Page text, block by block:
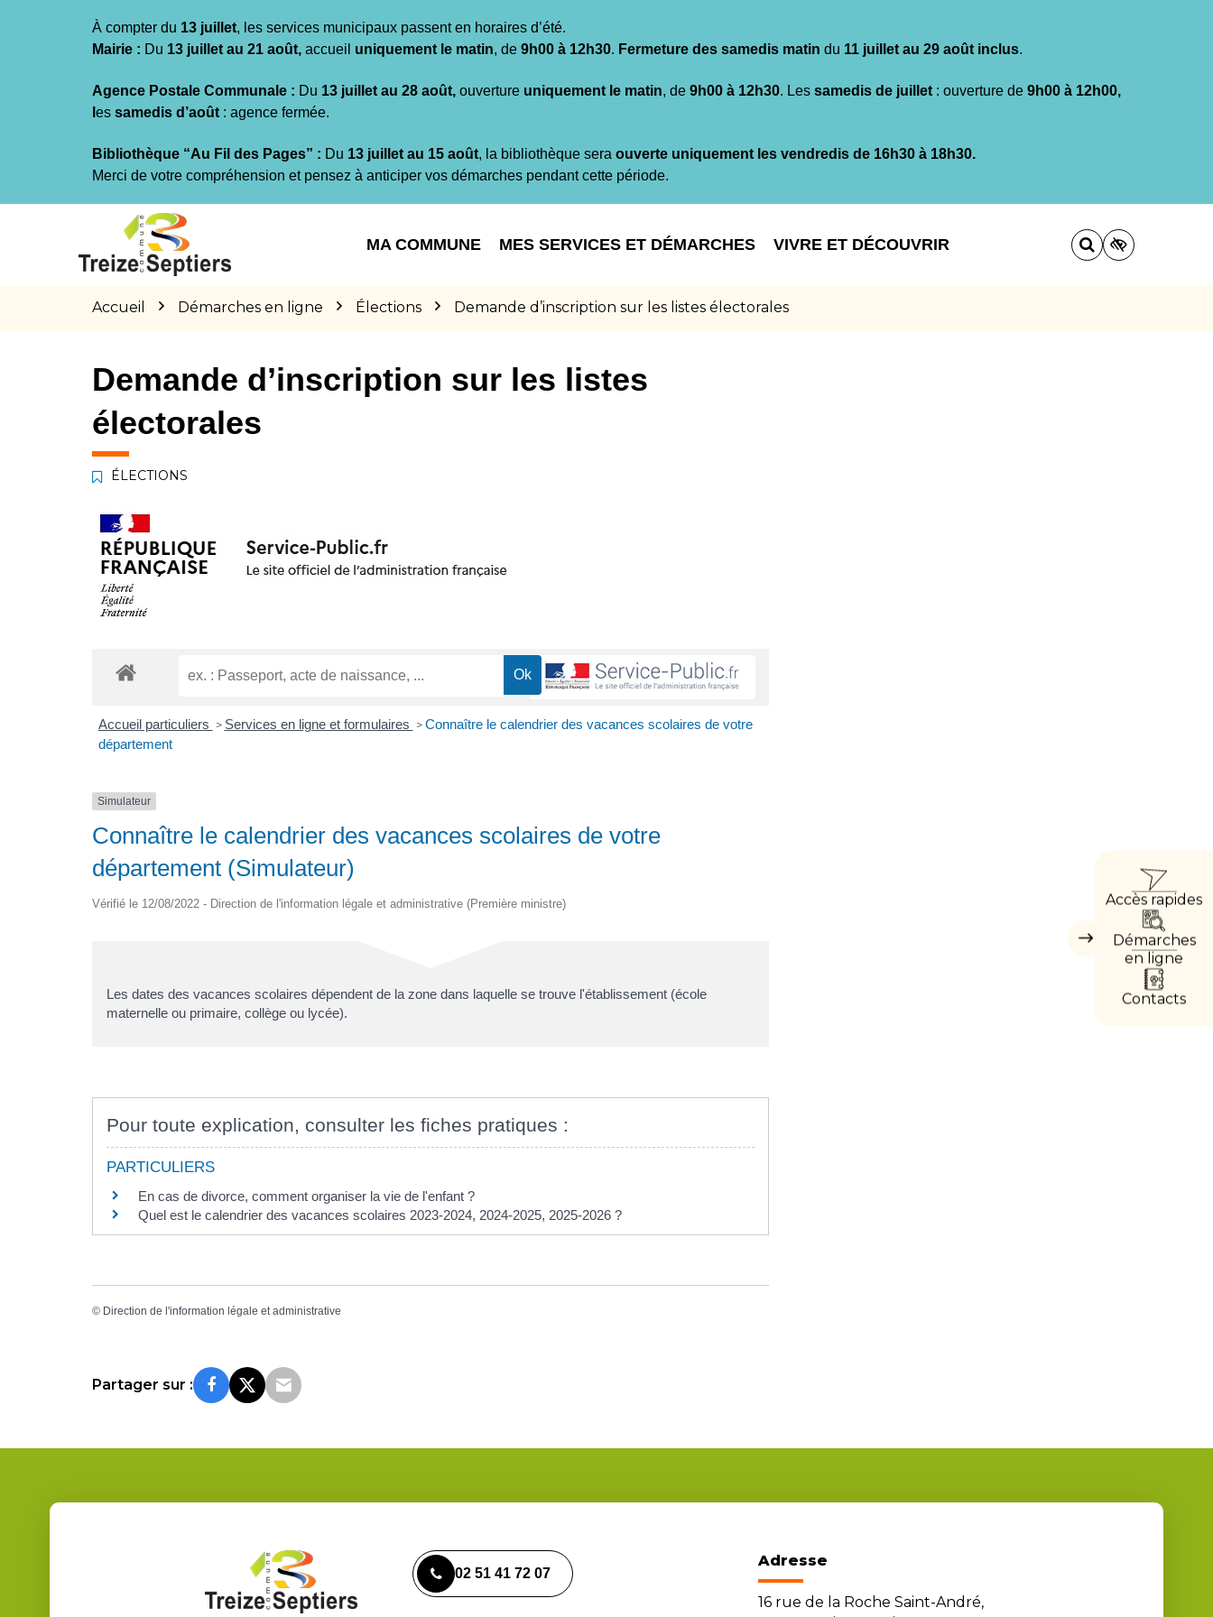
À compter du 13 juillet, les services municipaux passent en horaires d’été.
Mairie : Du 13 juillet au 21 août, accueil uniquement le matin, de 9h00 à 12h30. Fermeture des samedis matin du 11 juillet au 29 août inclus.
Agence Postale Communale : Du 13 juillet au 28 août, ouverture uniquement le matin, de 9h00 à 12h30. Les samedis de juillet : ouverture de 9h00 à 12h00,
es samedis d’août : agence fermée.
Bibliothèque “Au Fil des Pages” : Du 13 juillet au 15 août, la bibliothèque sera ouverte uniquement les vendredis de 16h30 à 18h30.
Merci de votre compréhension et pensez à anticiper vos démarches pendant cette période.
MA COMMUNE MES SERVICES ET DÉMARCHES VIVRE ET DÉCOUVRIR
Accueil Démarches en ligne Élections Demande d’inscription sur les listes électorales
Masquer
Accès rapides
Démarches
en ligne
Contacts
Demande d’inscription sur les listes
électorales
ÉLECTIONS
Accueil particuliers > Services en ligne et formulaires > Connaître le calendrier des vacances scolaires de votre
département
Simulateur
Connaître le calendrier des vacances scolaires de votre
département (Simulateur)
Vérifié le 12/08/2022 - Direction de l'information légale et administrative (Première ministre)
Les dates des vacances scolaires dépendent de la zone dans laquelle se trouve l'établissement (école
maternelle ou primaire, collège ou lycée).
Pour toute explication, consulter les fiches pratiques :
PARTICULIERS
En cas de divorce, comment organiser la vie de l'enfant ?
Quel est le calendrier des vacances scolaires 2023-2024, 2024-2025, 2025-2026 ?
© Direction de l'information légale et administrative
Partager sur :
02 51 41 72 07
Adresse
16 rue de la Roche Saint-André,